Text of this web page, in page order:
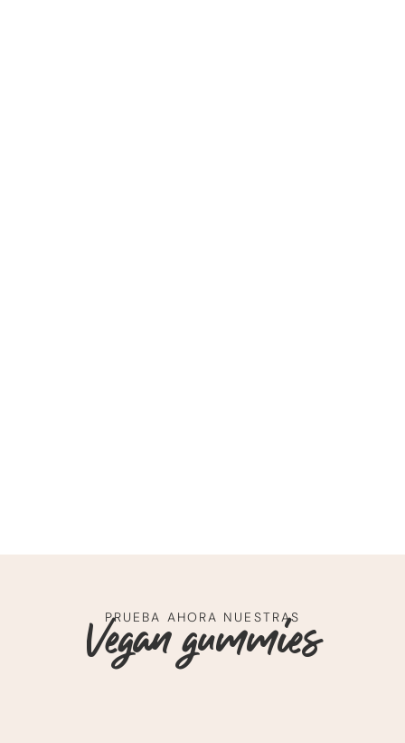
PRUEBA AHORA NUESTRAS
Vegan gummies